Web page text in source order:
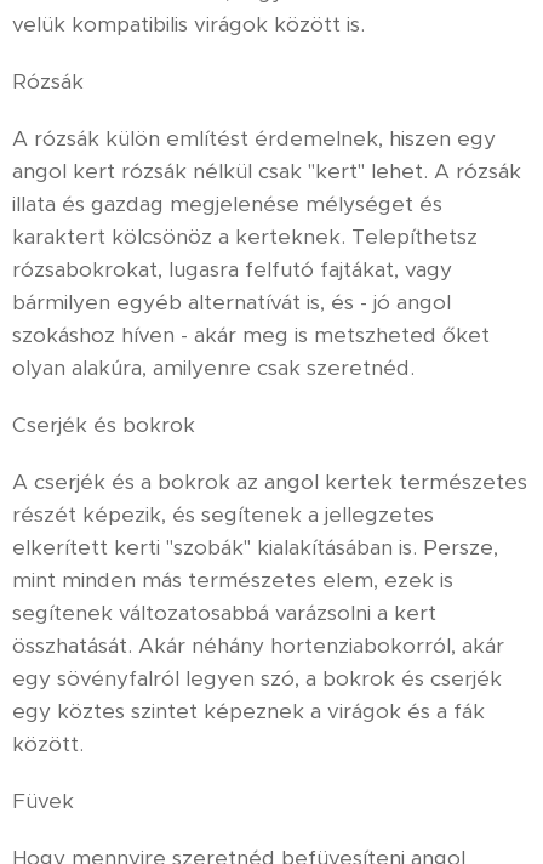
velük kompatibilis virágok között is.
Rózsák
A rózsák külön említést érdemelnek, hiszen egy
angol kert rózsák nélkül csak "kert" lehet. A rózsák
illata és gazdag megjelenése mélységet és
karaktert kölcsönöz a kerteknek. Telepíthetsz
rózsabokrokat, lugasra felfutó fajtákat, vagy
bármilyen egyéb alternatívát is, és - jó angol
szokáshoz híven - akár meg is metszheted őket
olyan alakúra, amilyenre csak szeretnéd.
Cserjék és bokrok
A cserjék és a bokrok az angol kertek természetes
részét képezik, és segítenek a jellegzetes
elkerített kerti "szobák" kialakításában is. Persze,
mint minden más természetes elem, ezek is
segítenek változatosabbá varázsolni a kert
összhatását. Akár néhány hortenziabokorról, akár
egy sövényfalról legyen szó, a bokrok és cserjék
egy köztes szintet képeznek a virágok és a fák
között.
Füvek
Hogy mennyire szeretnéd befüvesíteni angol